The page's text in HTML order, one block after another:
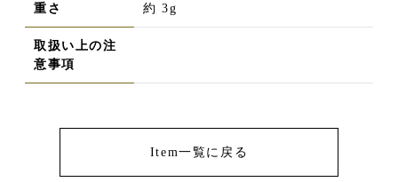
重さ 約 3g
取扱い上の注
意事項
Item一覧に戻る